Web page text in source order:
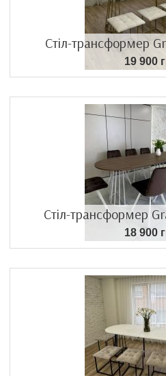
Стіл-трансформер
19 900
Стіл-трансформер
18 900